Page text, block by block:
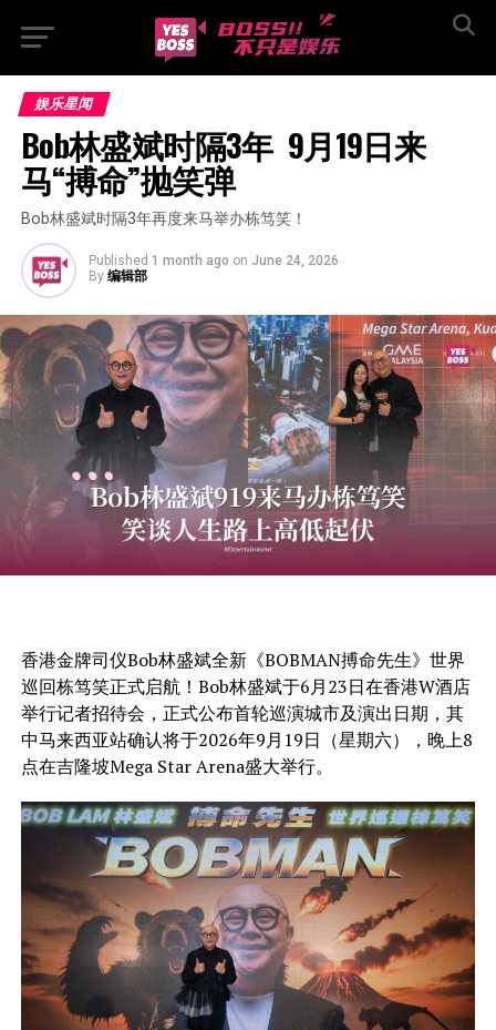
娱乐星闻
Bob林盛斌时隔3年  9月19日来
马“搏命”抛笑弹
Bob林盛斌时隔3年再度来马举办栋笃笑！
Published 1 month ago on June 24, 2026
By 编辑部
香港金牌司仪Bob林盛斌全新《BOBMAN搏命先生》世界
巡回栋笃笑正式启航！Bob林盛斌于6月23日在香港W酒店
举行记者招待会，正式公布首轮巡演城市及演出日期，其
中马来西亚站确认将于2026年9月19日（星期六），晚上8
点在吉隆坡Mega Star Arena盛大举行。